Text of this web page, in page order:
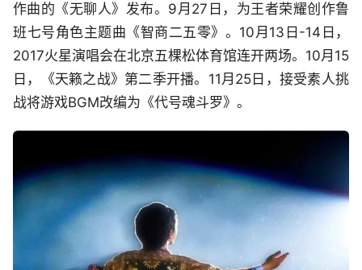
作曲的《无聊人》发布。9月27日，为王者荣耀创作鲁
班七号角色主题曲《智商二五零》。10月13日-14日，
2017火星演唱会在北京五棵松体育馆连开两场。10月15
日，《天籁之战》第二季开播。11月25日，接受素人挑
战将游戏BGM改编为《代号魂斗罗》。